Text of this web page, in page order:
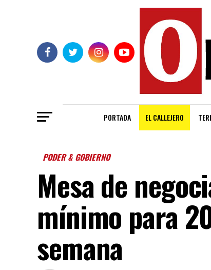
PORTADA EL CALLEJERO
PODER & GOBIERNO
Mesa de
mínimo para
semana